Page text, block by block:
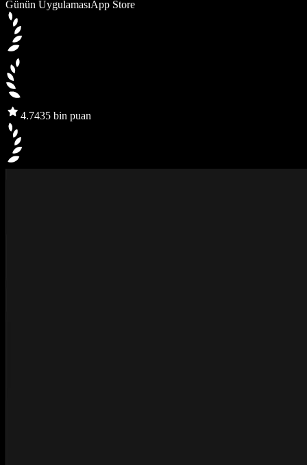
Günün UygulamasıApp Store
4.7435 bin puan